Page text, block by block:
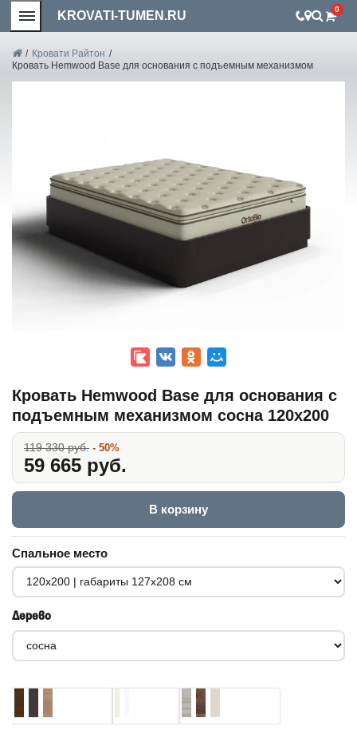
KROVATI-TUMEN.RU 0
/ Кровати Райтон /
Кровать Hemwood Base для основания с подъемным механизмом
Кровать Hemwood Base для основания с
подъемным механизмом сосна 120x200
119 330 руб. - 50%
59 665 руб.
В корзину
Спальное место
Дерево